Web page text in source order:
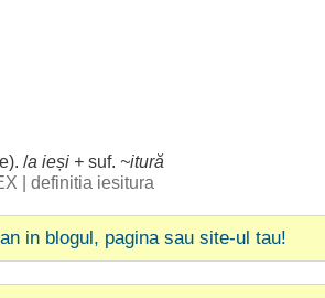
). /a ieși + suf. ~itură
definitia iesitura
in blogul, pagina sau site-ul tau!